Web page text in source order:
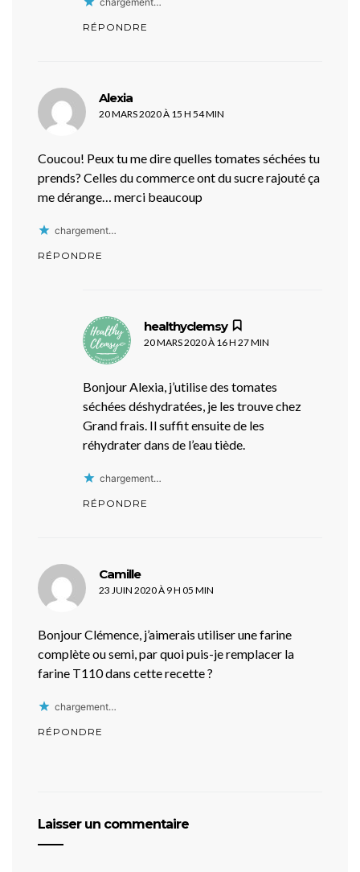
RÉPONDRE
Alexia
20 MARS 2020 À 15 H 54 MIN
Coucou! Peux tu me dire quelles tomates séchées tu
prends? Celles du commerce ont du sucre rajouté ça
me dérange… merci beaucoup
chargement…
RÉPONDRE
healthyclemsy
20 MARS 2020 À 16 H 27 MIN
Bonjour Alexia, j’utilise des tomates
séchées déshydratées, je les trouve chez
Grand frais. Il suffit ensuite de les
réhydrater dans de l’eau tiède.
chargement…
RÉPONDRE
Camilledit :
23 JUIN 2020 À 9 H 05 MIN
Bonjour Clémence, j’aimerais utiliser une farine
complète ou semi, par quoi puis-je remplacer la
farine T110 dans cette recette ?
chargement…
RÉPONDRE
Laisser un commentaire